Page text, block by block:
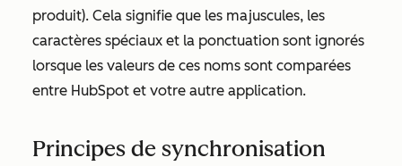
produit). Cela signifie que les majuscules, les
caractères spéciaux et la ponctuation sont ignorés
lorsque les valeurs de ces noms sont comparées
entre HubSpot et votre autre application.
Principes de synchronisation